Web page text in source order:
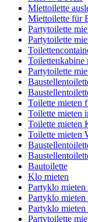
Miettoilette
Miettoilette für
Partytoilette
Partytoilette
Toilettenkabine
Partytoilette
Toilette mieten
Toilette mieten
Toilette mieten
Toilette mieten
Bautoilette
Klo mieten
Partyklo
Partyklo mieten
Partyklo mieten
Partytoilette